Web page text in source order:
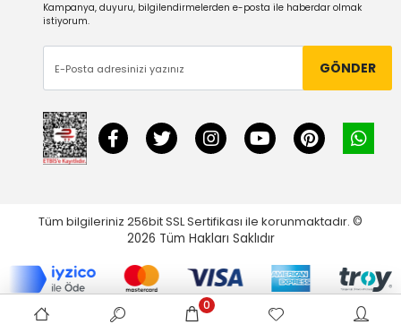
Kampanya, duyuru, bilgilendirmelerden e-posta ile haberdar olmak
istiyorum.
GÖNDER
Tüm bilgileriniz 256bit SSL Sertifikası ile korunmaktadır. ©
2026 Tüm Hakları Saklıdır
0